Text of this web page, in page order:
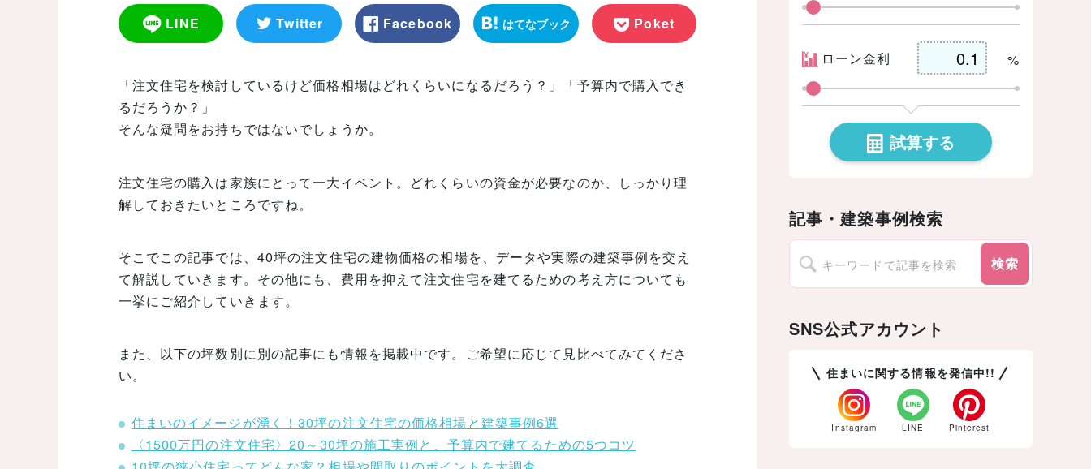
LINE Twitter Facebook はてなブック Poket
「注文住宅を検討しているけど価格相場はどれくらいになるだろう？」「予算内で購入でき
るだろうか？」
そんな疑問をお持ちではないでしょうか。
注文住宅の購入は家族にとって一大イベント。どれくらいの資金が必要なのか、しっかり理
解しておきたいところですね。
そこでこの記事では、40坪の注文住宅の建物価格の相場を、データや実際の建築事例を交え
て解説していきます。その他にも、費用を抑えて注文住宅を建てるための考え方についても
一挙にご紹介していきます。
また、以下の坪数別に別の記事にも情報を掲載中です。ご希望に応じて見比べてみてくださ
い。
住まいのイメージが湧く！30坪の注文住宅の価格相場と建築事例6選
〈1500万円の注文住宅〉20～30坪の施工実例と、予算内で建てるための5つコツ
ローン金利 %
試算する
記事・建築事例検索
検索
SNS公式アカウント
住まいに関する情報を発信中!!
Instagram LINE Pinterest